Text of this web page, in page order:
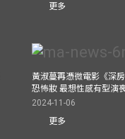
更多
黃淑蔓再憑微電影《深
恐怖妝 最想性感有型演
2024-11-06
更多